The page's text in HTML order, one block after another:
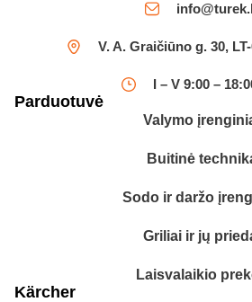
V. A. Graičiūno g. 30,
I – V 9:00 –
Parduotuvė
Valymo
Buitinė
Sodo ir daržo
Griliai ir jų
Laisvalaikio
Kärcher